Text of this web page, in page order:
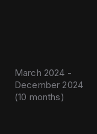
March 2024 -
December 2024
(10 months)